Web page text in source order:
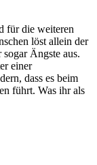
für die weiteren
löst allein der
Ängste aus.
einer
dass es beim
führt. Was ihr als